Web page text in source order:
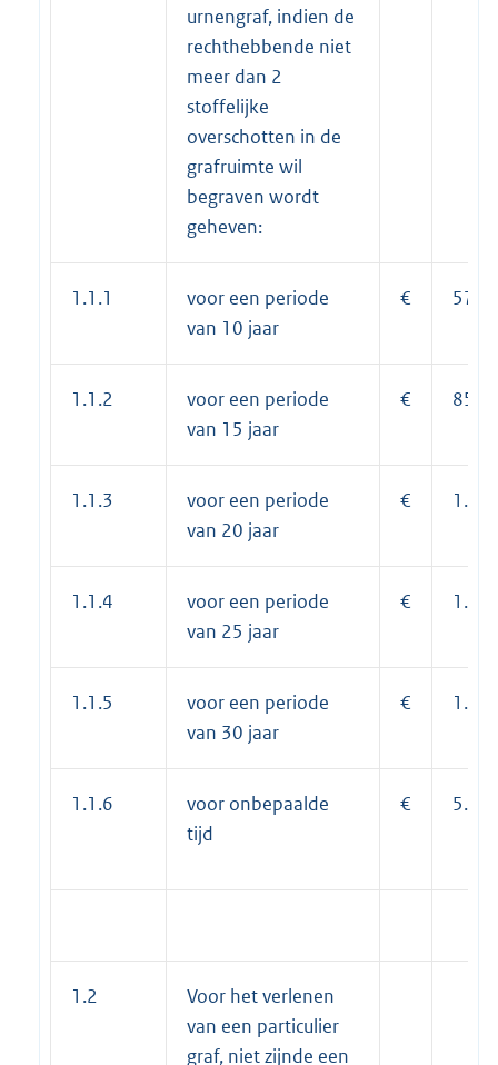
urnengraf, indien de
rechthebbende niet
meer dan 2
stoffelijke
overschotten in de
grafruimte wil
begraven wordt
geheven:
1.1.1
voor een periode
van 10 jaar
€
1.1.2
voor een periode
van 15 jaar
€
1.1.3
voor een periode
van 20 jaar
€
1.1.4
voor een periode
van 25 jaar
€
1.1.5
voor een periode
van 30 jaar
€
1.1.6
voor onbepaalde
tijd
€
1.2
Voor het verlenen
van een particulier
graf, niet zijnde een